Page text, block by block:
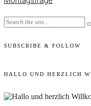
SUBSCRIBE & FOLLOW
HALLO UND HERZLICH